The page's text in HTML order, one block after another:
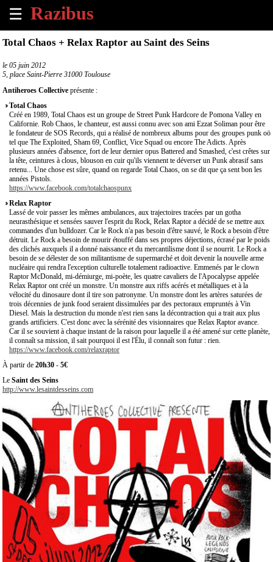
☰
×
Tous
évènements
à
venir
Annoncer
un
évènement
Contact
À
propos
Total Chaos + Relax Raptor au Saint des Seins
le 05 juin 2012
5, place Saint-Pierre 31000 Toulouse
Antiheroes Collective présente :
Total Chaos
Créé en 1989, Total Chaos est un groupe de Street Punk Hardcore de Pomona Valley en
Californie. Rob Chaos, le chanteur, est aussi connu avec son ami Ezzat Soliman pour être
le fondateur de SOS Records, qui a réalisé de nombreux albums pour des groupes punk oö
tel que The Exploited, Sham 69, Conflict, Vice Squad ou encore The Adicts. Après
plusieurs années d'absence, fort de leur dernier opus Battered and Smashed, c'est crêtes sur
la tête, ceintures à clous, blouson en cuir qu'ils viennent te déverser un Punk abrasif sans
retenu... Une chose est sûre, quand on regarde Total Chaos, on se dit que ça sent bon les
années Pistols.
https://www.facebook.com/totalchaospunx
Relax Raptor
Lassé de voir passer les mêmes ambulances, aux trajectoires tracées par un gotha
neurasthésique et sensées sauver l'esprit du Rock, Relax Raptor a décidé de se mettre aux
commandes d'un bulldozer. Car le Rock n'a pas besoin d'être sauvé, le Rock a besoin d'être
détruit. Le Rock a besoin de mourir étouffé dans ses propres déjections, écrasé par le poids
des clichés auxquels il a donné naissance et du mercantilisme dont il se nourrit. Le Rock a
besoin de se délester de son militantisme de supermarché et doit devenir la nouvelle arme
nucléaire qui rendra l'exception culturelle totalement radioactive. Emmenés par le clown
Raptor McDonald, mi-démiurge, mi-poète, les quatre cavaliers de l'Apocalypse appelée
Relax Raptor ont créé un monstre. Un monstre aux riffs acérés et métalliques et à la
vélocité du dinosaure dont il tire son patronyme. Un monstre dont les artères saturées de
trois décennies de junk food seraient dissimulées par des pectoraux empruntés à Vin
Diesel. Mais la destruction du monde n'est rien sans la décontraction qui a trait aux plus
grands artificiers. C'est donc avec la sérénité des visionnaires que Relax Raptor avance.
Car il se souvient à chaque instant de la raison pour laquelle il a été amené sur cette planète,
il connaît sa mission, il sait pourquoi il est l'Élu, il connaît son futur : rien.
https://www.facebook.com/relaxraptor
À partir de 20h30 - 5€
Le Saint des Seins
http://www.lesaintdesseins.com